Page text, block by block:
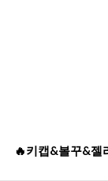
🔥키캡&볼꾸&젤